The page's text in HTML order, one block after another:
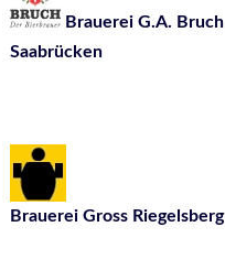
Brauerei G.A. Bruch
Saabrücken
Brauerei Gross Riegelsberg